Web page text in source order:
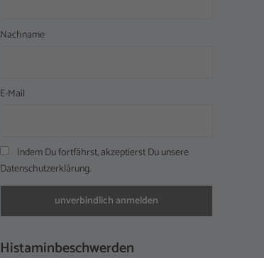
Nachname
E-Mail
Indem Du fortfährst, akzeptierst Du unsere
Datenschutzerklärung.
Histaminbeschwerden